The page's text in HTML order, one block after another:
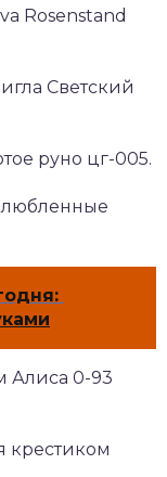
Rosenstand
Светский
руно цг-005.
Алиса 0-93
крестиком